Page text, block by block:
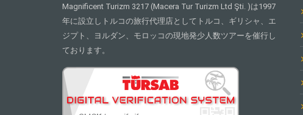
Magnificent Turizm 3217 (Macera Tur Turizm Ltd Şti. )は1997
年に設立しトルコの旅行代理店としてトルコ、ギリシャ、エ
ジプト、ヨルダン、モロッコの現地発少人数ツアーを催行し
ております。